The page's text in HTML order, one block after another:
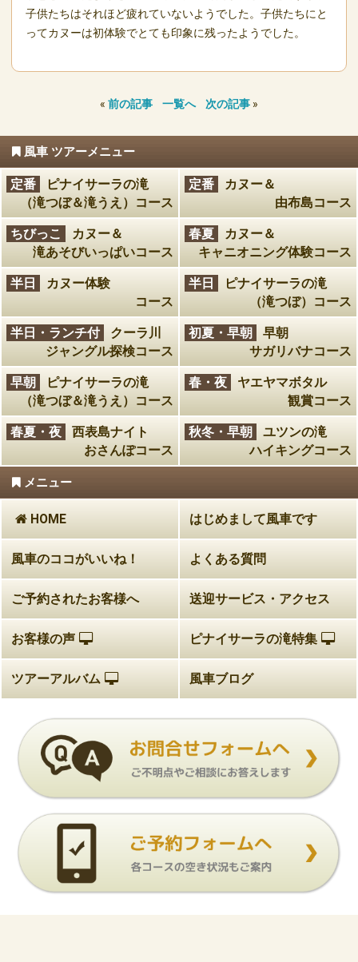
子供たちはそれほど疲れていないようでした。子供たちにと
ってカヌーは初体験でとても印象に残ったようでした。
« 前の記事 一覧へ 次の記事 »
風車 ツアーメニュー
定番
ピナイサーラの滝
（滝つぼ＆滝うえ）コース
定番
カヌー＆
由布島コース
ちびっこ
カヌー＆
滝あそびいっぱいコース
春夏
カヌー＆
キャニオニング体験コース
半日
カヌー体験
コース
半日
ピナイサーラの滝
（滝つぼ）コース
半日・ランチ付
クーラ川
ジャングル探検コース
初夏・早朝
早朝
サガリバナコース
早朝
ピナイサーラの滝
（滝つぼ＆滝うえ）コース
春・夜
ヤエヤマボタル
観賞コース
春夏・夜
西表島ナイト
おさんぽコース
秋冬・早朝
ユツンの滝
ハイキングコース
メニュー
HOME はじめまして風車です
風車のココがいいね！ よくある質問
ご予約されたお客様へ 送迎サービス・アクセス
お客様の声 ピナイサーラの滝特集
ツアーアルバム 風車ブログ